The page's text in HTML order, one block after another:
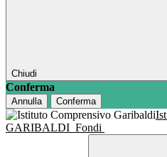
Chiudi
Conferma
Annulla Conferma
GARIBALDI Fondi